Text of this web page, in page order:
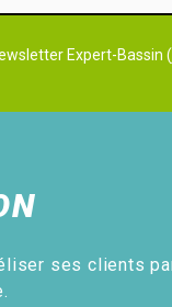
Expert-
ses clients